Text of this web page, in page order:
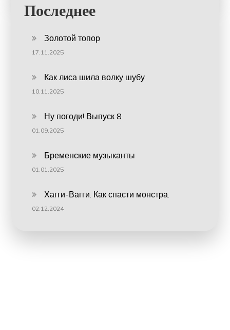
Последнее
Золотой топор
17.11.2025
Как лиса шила волку шубу
10.11.2025
Ну погоди! Выпуск 8
01.09.2025
Бременские музыканты
01.01.2025
Хагги-Вагги. Как спасти монстра.
02.12.2024